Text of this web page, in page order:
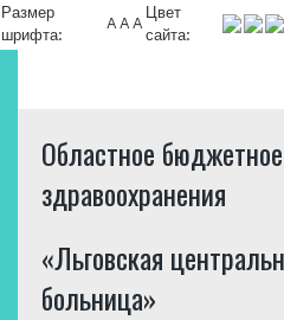
Размер
шрифта:
A A A
Цвет
сайта:
Областное
здравоохранения
«Льговская
больница»